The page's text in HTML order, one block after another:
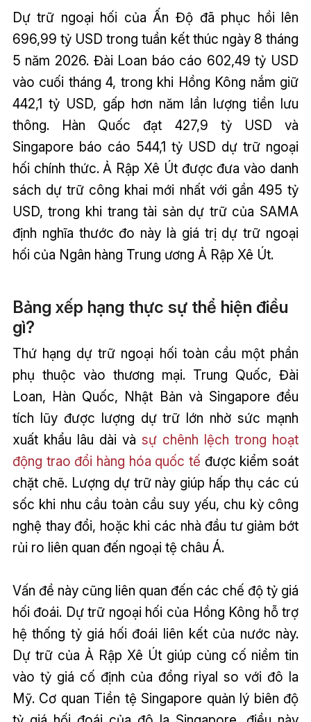
Dự trữ ngoại hối của Ấn Độ đã phục hồi lên
696,99 tỷ USD trong tuần kết thúc ngày 8 tháng
5 năm 2026. Đài Loan báo cáo 602,49 tỷ USD
vào cuối tháng 4, trong khi Hồng Kông nắm giữ
442,1 tỷ USD, gấp hơn năm lần lượng tiền lưu
thông. Hàn Quốc đạt 427,9 tỷ USD và
Singapore báo cáo 544,1 tỷ USD dự trữ ngoại
hối chính thức. Ả Rập Xê Út được đưa vào danh
sách dự trữ công khai mới nhất với gần 495 tỷ
USD, trong khi trang tài sản dự trữ của SAMA
định nghĩa thước đo này là giá trị dự trữ ngoại
hối của Ngân hàng Trung ương Ả Rập Xê Út.
Bảng xếp hạng thực sự thể hiện điều
gì?
Thứ hạng dự trữ ngoại hối toàn cầu một phần
phụ thuộc vào thương mại. Trung Quốc, Đài
Loan, Hàn Quốc, Nhật Bản và Singapore đều
tích lũy được lượng dự trữ lớn nhờ sức mạnh
xuất khẩu lâu dài và sự chênh lệch trong hoạt
động trao đổi hàng hóa quốc tế được kiểm soát
chặt chẽ. Lượng dự trữ này giúp hấp thụ các cú
sốc khi nhu cầu toàn cầu suy yếu, chu kỳ công
nghệ thay đổi, hoặc khi các nhà đầu tư giảm bớt
rủi ro liên quan đến ngoại tệ châu Á.
Vấn đề này cũng liên quan đến các chế độ tỷ giá
hối đoái. Dự trữ ngoại hối của Hồng Kông hỗ trợ
hệ thống tỷ giá hối đoái liên kết của nước này.
Dự trữ của Ả Rập Xê Út giúp củng cố niềm tin
vào tỷ giá cố định của đồng riyal so với đô la
Mỹ. Cơ quan Tiền tệ Singapore quản lý biên độ